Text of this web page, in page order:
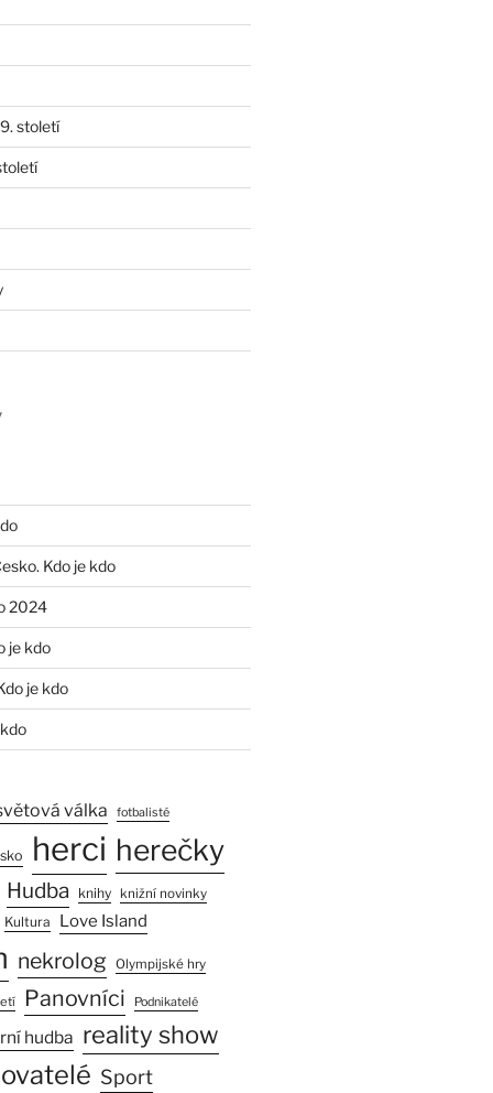
století
Kdo je kdo
2024
je kdo
je kdo
válka fotbalisté
herci herečky
Hudba knihy knižní novinky
Kultura Love Island
nekrolog Olympijské hry
Panovníci Podnikatelé
hudba reality show
Sport